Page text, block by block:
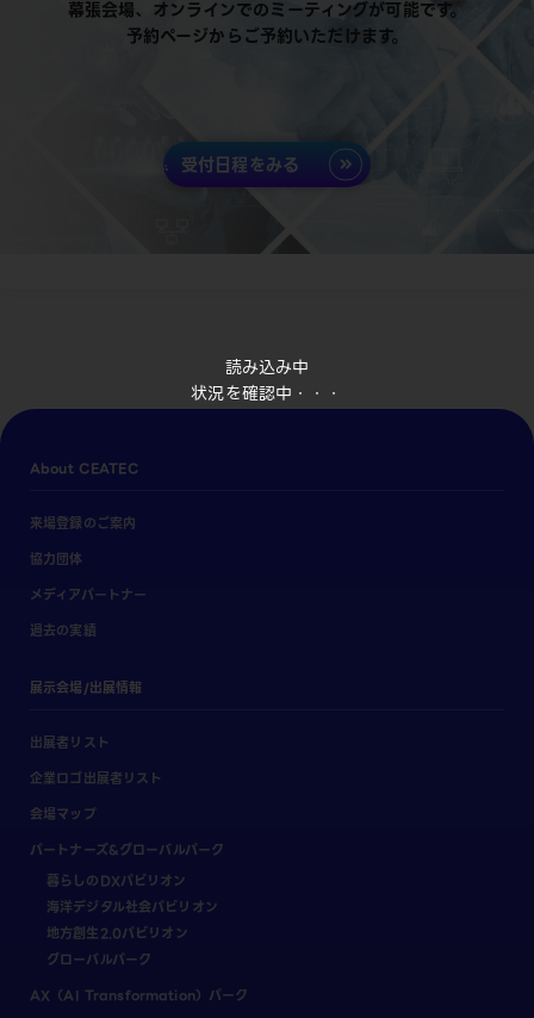
読み込み中
状況を確認中・・・
幕張会場、オンラインでのミーティングが可能です。
予約ページからご予約いただけます。
受付日程をみる
About CEATEC
来場登録のご案内
協力団体
メディアパートナー
過去の実績
展示会場/出展情報
出展者リスト
企業ロゴ出展者リスト
会場マップ
パートナーズ&グローバルパーク
暮らしのDXパビリオン
海洋デジタル社会パビリオン
地方創生2.0パビリオン
グローバルパーク
AX（AI Transformation）パーク